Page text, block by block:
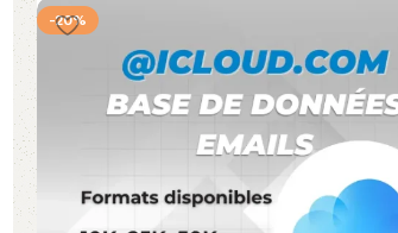
Ajouter au panier
-20%